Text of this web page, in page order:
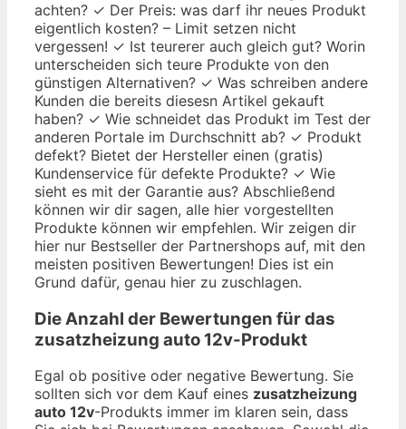
achten? ✓ Der Preis: was darf ihr neues Produkt
eigentlich kosten? – Limit setzen nicht
vergessen! ✓ Ist teurerer auch gleich gut? Worin
unterscheiden sich teure Produkte von den
günstigen Alternativen? ✓ Was schreiben andere
Kunden die bereits diesesn Artikel gekauft
haben? ✓ Wie schneidet das Produkt im Test der
anderen Portale im Durchschnitt ab? ✓ Produkt
defekt? Bietet der Hersteller einen (gratis)
Kundenservice für defekte Produkte? ✓ Wie
sieht es mit der Garantie aus? Abschließend
können wir dir sagen, alle hier vorgestellten
Produkte können wir empfehlen. Wir zeigen dir
hier nur Bestseller der Partnershops auf, mit den
meisten positiven Bewertungen! Dies ist ein
Grund dafür, genau hier zu zuschlagen.
Die Anzahl der Bewertungen für das
zusatzheizung auto 12v-Produkt
Egal ob positive oder negative Bewertung. Sie
sollten sich vor dem Kauf eines zusatzheizung
auto 12v-Produkts immer im klaren sein, dass